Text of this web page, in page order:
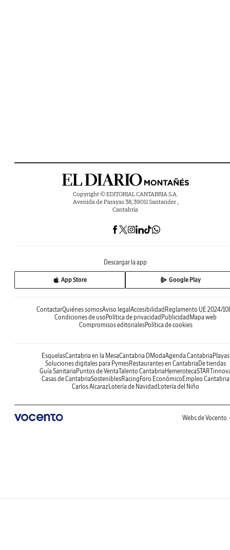
Copyright © EDITORIAL CANTABRIA S.A.
Avenida de Parayas 38, 39011 Santander ,
Cantabria
Descargar la app
App Store Google Play
ContactarQuiénes somosAviso legalAccesibilidadReglamento UE 2024/
Condiciones de usoPolítica de privacidadPublicidadMapa web
Compromisos editorialesPolítica de cookies
EsquelasCantabria en la MesaCantabria DModaAgenda CantabriaPlayas
Soluciones digitales para PymesRestaurantes en CantabriaDe tiendas
Guía SanitariaPuntos de VentaTalento CantabriaHemeroteca
Casas de CantabriaSosteniblesRacingForo EconómicoEmpleo Cantabria
Carlos AlcarazLotería de NavidadLotería del Niño
Webs de Vocento